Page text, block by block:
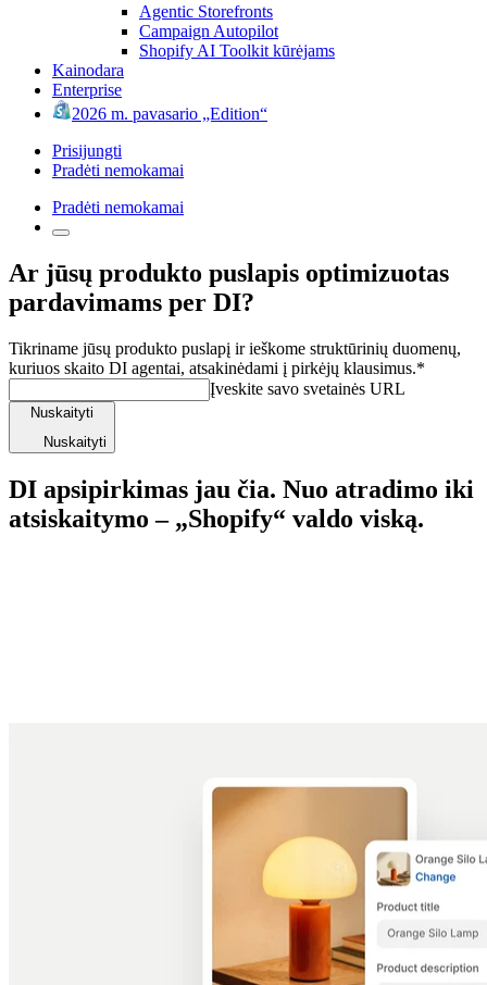
Agentic Storefronts
Campaign Autopilot
Shopify AI Toolkit kūrėjams
Kainodara
Enterprise
2026 m. pavasario „Edition“
Prisijungti
Pradėti nemokamai
Pradėti nemokamai
Ar jūsų produkto puslapis optimizuotas
pardavimams per DI?
Tikriname jūsų produkto puslapį ir ieškome struktūrinių duomenų,
kuriuos skaito DI agentai, atsakinėdami į pirkėjų klausimus.*
Įveskite savo svetainės URL
Nuskaityti
Nuskaityti
DI apsipirkimas jau čia. Nuo atradimo iki
atsiskaitymo – „Shopify“ valdo viską.